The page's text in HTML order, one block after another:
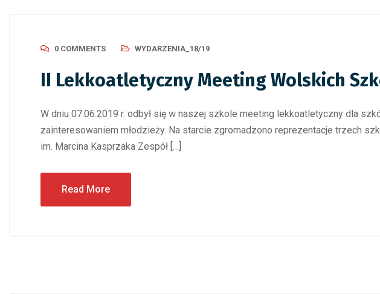
0 COMMENTS WYDARZENIA_18/19
II Lekkoatletyczny Meeting Wolskich
W dniu 07.06.2019 r. odbył się w naszej szkole meeting lekkoatletyczny dla
zainteresowaniem młodzieży. Na starcie zgromadzono reprezentacje trzech
im. Marcina Kasprzaka Zespół […]
Read More